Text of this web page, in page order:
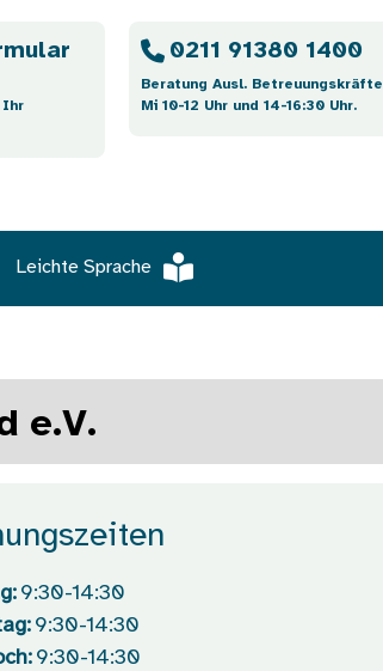
Ihr
0211 91380 1400
Beratung Ausl. Betreuungskräfte
Mi 10-12 Uhr und 14-16:30 Uhr.
Leichte Sprache
e.V.
9:30-14:30
9:30-14:30
9:30-14:30